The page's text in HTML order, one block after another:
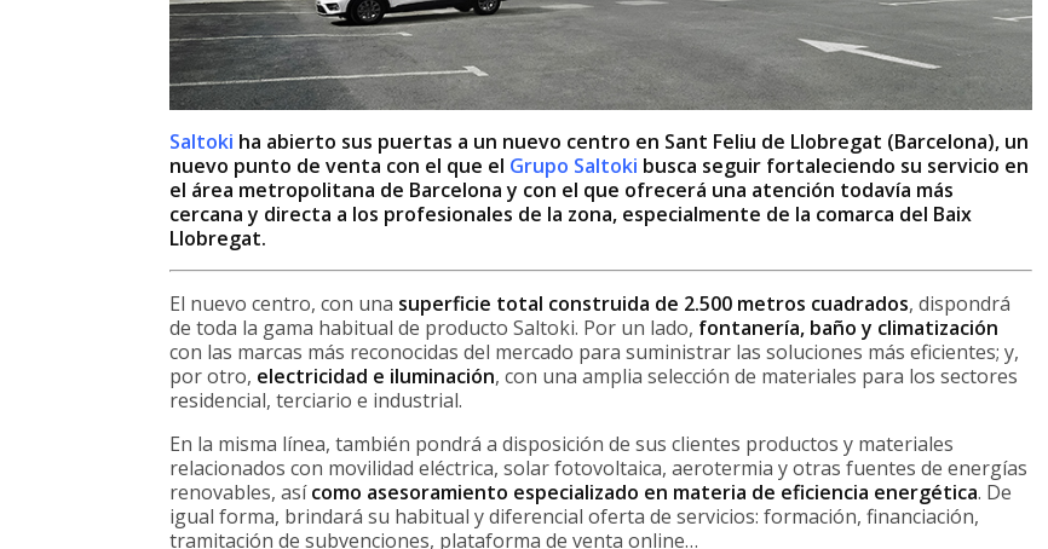
Saltoki ha abierto sus puertas a un nuevo centro en Sant Feliu de Llobregat (Barcelona), un
nuevo punto de venta con el que el Grupo Saltoki busca seguir fortaleciendo su servicio en
el área metropolitana de Barcelona y con el que ofrecerá una atención todavía más
cercana y directa a los profesionales de la zona, especialmente de la comarca del Baix
Llobregat.
El nuevo centro, con una superficie total construida de 2.500 metros cuadrados, dispondrá
de toda la gama habitual de producto Saltoki. Por un lado, fontanería, baño y climatización
con las marcas más reconocidas del mercado para suministrar las soluciones más eficientes; y,
por otro, electricidad e iluminación, con una amplia selección de materiales para los sectores
residencial, terciario e industrial.
En la misma línea, también pondrá a disposición de sus clientes productos y materiales
relacionados con movilidad eléctrica, solar fotovoltaica, aerotermia y otras fuentes de energías
renovables, asícomo asesoramiento especializado en materia de eficiencia energética. De
igual forma, brindará su habitual y diferencial oferta de servicios: formación, financiación,
tramitación de subvenciones, plataforma de venta online…